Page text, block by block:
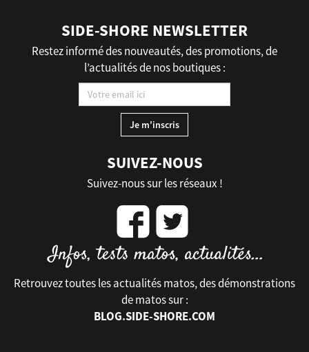
SIDE-SHORE NEWSLETTER
Restez informé des nouveautés, des promotions, de
l’actualités de nos boutiques :
SUIVEZ-NOUS
Suivez-nous sur les réseaux !
Retrouvez toutes les actualités matos, des démonstrations
de matos sur :
BLOG.SIDE-SHORE.COM